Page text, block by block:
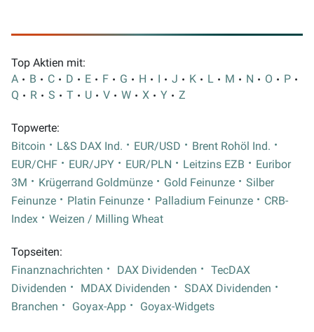
Top Aktien mit:
A
B C D E F G H I J K L M N O
P
Q
R S T U V W X Y Z
Topwerte:
Bitcoin
L&S DAX Ind. EUR/USD
Brent Rohöl Ind.
EUR/CHF
EUR/JPY EUR/PLN Leitzins EZB
Euribor
3M
Krügerrand Goldmünze Gold Feinunze
Silber
Feinunze
Platin Feinunze Palladium Feinunze
CRB-
Index
Weizen / Milling Wheat
Topseiten:
Finanznachrichten
DAX Dividenden
TecDAX
Dividenden
MDAX Dividenden
SDAX Dividenden
Branchen
Goyax-App Goyax-Widgets